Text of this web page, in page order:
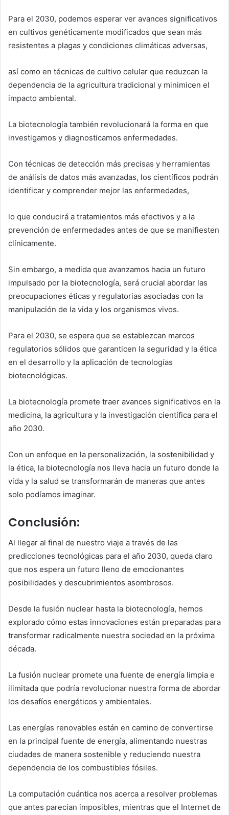
Para el 2030, podemos esperar ver avances significativos
en cultivos genéticamente modificados que sean más
resistentes a plagas y condiciones climáticas adversas,
así como en técnicas de cultivo celular que reduzcan la
dependencia de la agricultura tradicional y minimicen el
impacto ambiental.
La biotecnología también revolucionará la forma en que
investigamos y diagnosticamos enfermedades.
Con técnicas de detección más precisas y herramientas
de análisis de datos más avanzadas, los científicos podrán
identificar y comprender mejor las enfermedades,
lo que conducirá a tratamientos más efectivos y a la
prevención de enfermedades antes de que se manifiesten
clínicamente.
Sin embargo, a medida que avanzamos hacia un futuro
impulsado por la biotecnología, será crucial abordar las
preocupaciones éticas y regulatorias asociadas con la
manipulación de la vida y los organismos vivos.
Para el 2030, se espera que se establezcan marcos
regulatorios sólidos que garanticen la seguridad y la ética
en el desarrollo y la aplicación de tecnologías
biotecnológicas.
La biotecnología promete traer avances significativos en la
medicina, la agricultura y la investigación científica para el
año 2030.
Con un enfoque en la personalización, la sostenibilidad y
la ética, la biotecnología nos lleva hacia un futuro donde la
vida y la salud se transformarán de maneras que antes
solo podíamos imaginar.
Conclusión:
Al llegar al final de nuestro viaje a través de las
predicciones tecnológicas para el año 2030, queda claro
que nos espera un futuro lleno de emocionantes
posibilidades y descubrimientos asombrosos.
Desde la fusión nuclear hasta la biotecnología, hemos
explorado cómo estas innovaciones están preparadas para
transformar radicalmente nuestra sociedad en la próxima
década.
La fusión nuclear promete una fuente de energía limpia e
ilimitada que podría revolucionar nuestra forma de abordar
los desafíos energéticos y ambientales.
Las energías renovables están en camino de convertirse
en la principal fuente de energía, alimentando nuestras
ciudades de manera sostenible y reduciendo nuestra
dependencia de los combustibles fósiles.
La computación cuántica nos acerca a resolver problemas
que antes parecían imposibles, mientras que el Internet de